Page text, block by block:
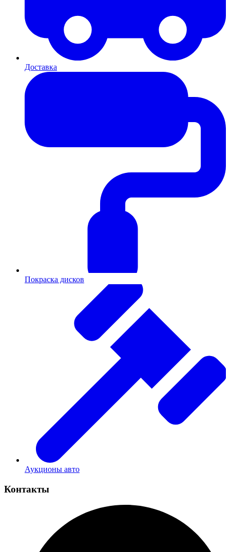
Доставка
Покраска дисков
Аукционы авто
Контакты